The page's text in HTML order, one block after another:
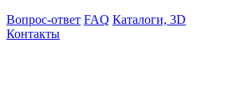
Вопрос-ответ FAQ Каталоги, 3D
Контакты